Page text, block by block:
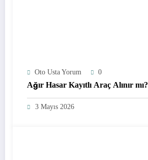
Oto Usta Yorum 0
Ağır Hasar Kayıtlı Araç Alınır mı?
3 Mayıs 2026